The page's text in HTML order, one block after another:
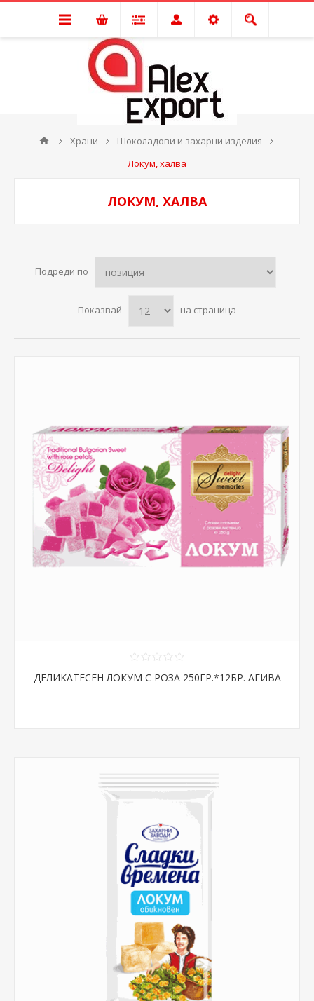
Храни
Шоколадови и захарни изделия
Локум, халва
ЛОКУМ, ХАЛВА
Подреди по
Показвай на страница
ДЕЛИКАТЕСЕН ЛОКУМ С РОЗА 250ГР.*12БР. АГИВА